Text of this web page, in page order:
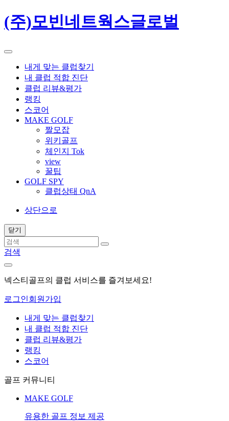
(주)모빈네트웍스글로벌
내게 맞는 클럽찾기
내 클럽 적합 진단
클럽 리뷰&평가
랭킹
스코어
MAKE GOLF
짤모잡
위키골프
체인지 Tok
view
꿀팁
GOLF SPY
클럽상태 QnA
상단으로
닫기
검색
넥스티골프의 클럽 서비스를 즐겨보세요!
로그인회원가입
내게 맞는 클럽찾기
내 클럽 적합 진단
클럽 리뷰&평가
랭킹
스코어
골프 커뮤니티
MAKE GOLF
유용한 골프 정보 제공